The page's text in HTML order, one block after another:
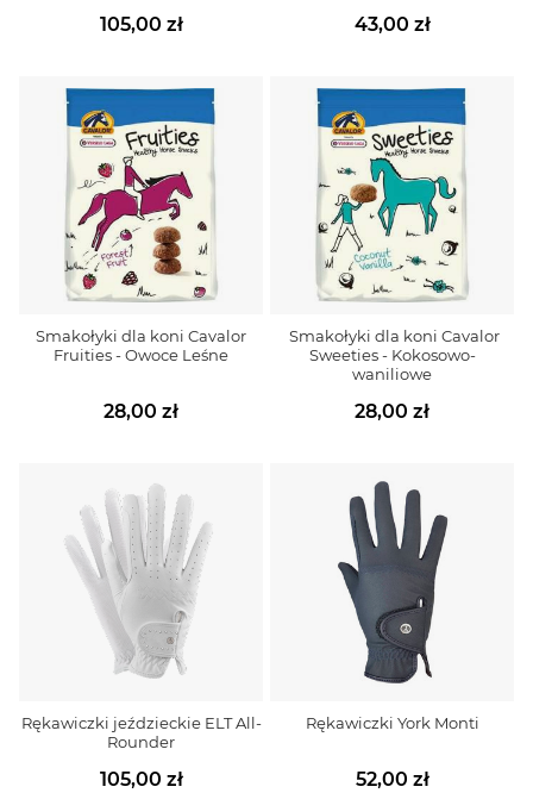
105,00 zł 43,00 zł
Smakołyki dla koni Cavalor
Fruities - Owoce Leśne
28,00 zł
Smakołyki dla koni Cavalor
Sweeties - Kokosowo-
waniliowe
28,00 zł
Rękawiczki jeździeckie ELT All-
Rounder
105,00 zł
Rękawiczki York Monti
52,00 zł